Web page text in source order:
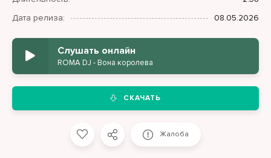
Дата релиза:
08.05.2026
Слушать онлайн
ROMA DJ - Вона королева
СКАЧАТЬ
Жалоба